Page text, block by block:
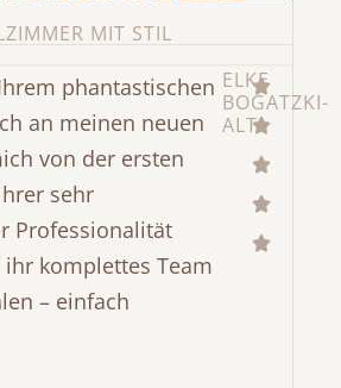
MIT STIL
STIL
Hotel haben wir
Gardinen gefertigt
Verbindung aus
phantastischen
an meinen neuen
von der ersten
sehr
Professionalität
komplettes Team
– einfach
ELKE
BOGATZKI-
ALT